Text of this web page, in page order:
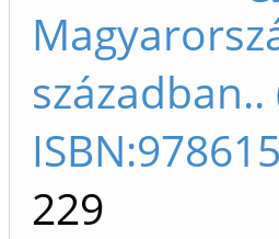
században..
229